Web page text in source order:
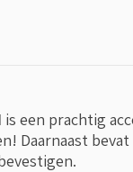
is een prachtig
Daarnaast